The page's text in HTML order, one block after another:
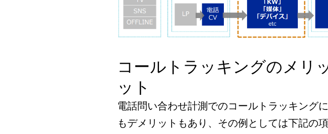
コールトラッキングのメリ
ット
電話問い合わせ計測でのコールトラッキング
もデメリットもあり、その例としては下記の